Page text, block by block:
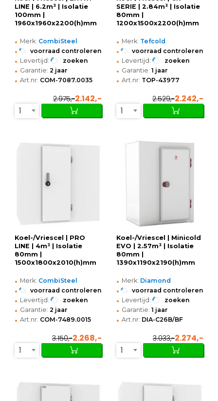
LINE | 6.2m³ | Isolatie
100mm |
1960x1960x2200(h)mm
• Merk: CombiSteel
• voorraad controleren
• Levertijd: zoeken
• Garantie: 2 jaar
• Art.nr: COM-7087.0035
2.975,-2.142,-
1
SERIE | 2.84m³ | Isolatie
80mm |
1200x1500x2200(h)mm
• Merk: Tefcold
• voorraad controleren
• Levertijd: zoeken
• Garantie: 1 jaar
• Art.nr: TOP-43977
2.529,-2.242,-
1
Koel-/Vriescel | PRO
LINE | 4m³ | Isolatie
80mm |
1500x1800x2010(h)mm
• Merk: CombiSteel
• voorraad controleren
• Levertijd: zoeken
• Garantie: 2 jaar
• Art.nr: COM-7489.0015
3.150,-2.268,-
1
Koel-/Vriescel | Minicold
EVO | 2.57m³ | Isolatie
80mm |
1390x1190x2190(h)mm
• Merk: Diamond
• voorraad controleren
• Levertijd: zoeken
• Garantie: 1 jaar
• Art.nr: DIA-C26B/BF
3.033,-2.274,-
1